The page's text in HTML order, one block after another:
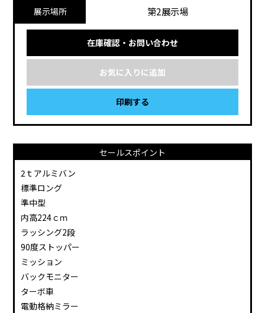
展示場所 第2展示場
在庫確認・お問い合わせ
お気に入りに追加
印刷する
セールスポイント
2ｔアルミバン
標準ロング
準中型
内高224ｃｍ
ラッシング2段
90度ストッパー
ミッション
バックモニター
ターボ車
電動格納ミラー